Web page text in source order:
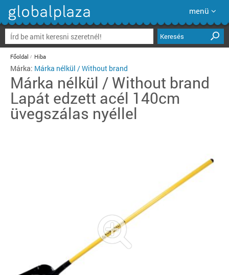
menü
Keresés
Főoldal Hiba
Márka: Márka nélkül / Without brand
Márka nélkül / Without brand
Lapát edzett acél 140cm
üvegszálas nyéllel